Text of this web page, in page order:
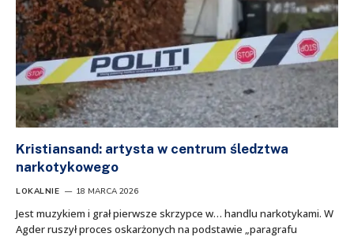
Kristiansand: artysta w centrum śledztwa
narkotykowego
LOKALNIE 18 MARCA 2026
Jest muzykiem i grał pierwsze skrzypce w… handlu narkotykami. W
Agder ruszył proces oskarżonych na podstawie „paragrafu